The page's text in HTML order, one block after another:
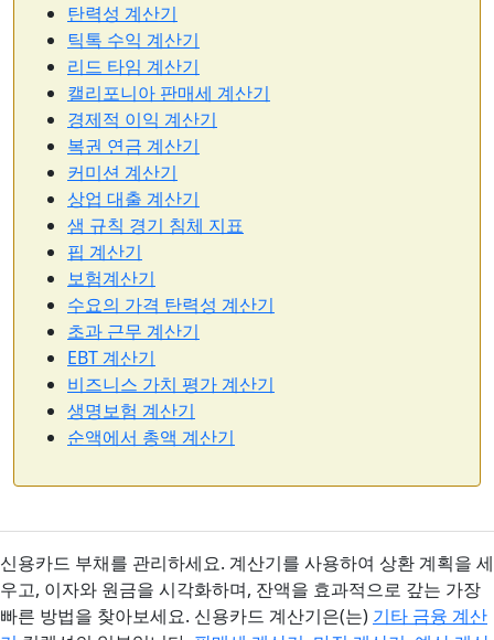
탄력성 계산기
틱톡 수익 계산기
리드 타임 계산기
캘리포니아 판매세 계산기
경제적 이익 계산기
복권 연금 계산기
커미션 계산기
상업 대출 계산기
샘 규칙 경기 침체 지표
핍 계산기
보험계산기
수요의 가격 탄력성 계산기
초과 근무 계산기
EBT 계산기
비즈니스 가치 평가 계산기
생명보험 계산기
순액에서 총액 계산기
신용카드 부채를 관리하세요. 계산기를 사용하여 상환 계획을 세
우고, 이자와 원금을 시각화하며, 잔액을 효과적으로 갚는 가장
빠른 방법을 찾아보세요. 신용카드 계산기은(는) 기타 금융 계산